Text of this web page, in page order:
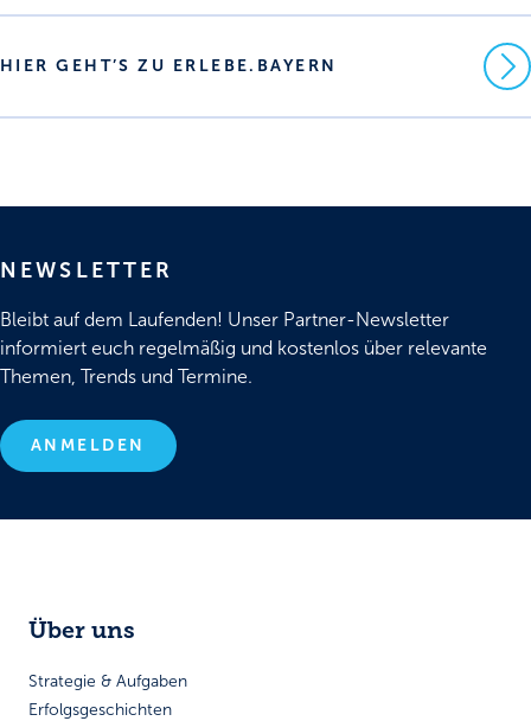
HIER GEHT’S ZU ERLEBE.BAYERN
NEWSLETTER
Bleibt auf dem Laufenden! Unser Partner-Newsletter
informiert euch regelmäßig und kostenlos über relevante
Themen, Trends und Termine.
ANMELDEN
Über uns
Strategie & Aufgaben
Erfolgsgeschichten